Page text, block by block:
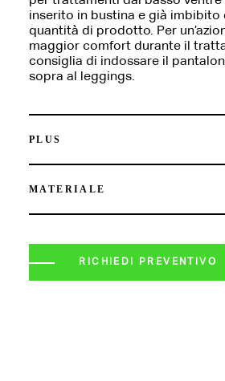
inserito in bustina e già imbibito
quantità di prodotto. Per
maggior comfort durante il
consiglia di indossare il
sopra al leggings.
PLUS
MATERIALE
RICHIEDI PREVENTIVO